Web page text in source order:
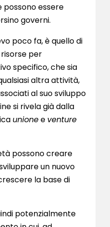
possono essere
governi.
poco fa, è quello di
per
specifico, che sia
altra attività,
al suo sviluppo
si rivela già dalla
unionee venture
possono creare
un nuovo
la base di
potenzialmente